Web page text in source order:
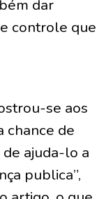
dar
controle que
se aos
chance de
ajuda-lo a
publica”,